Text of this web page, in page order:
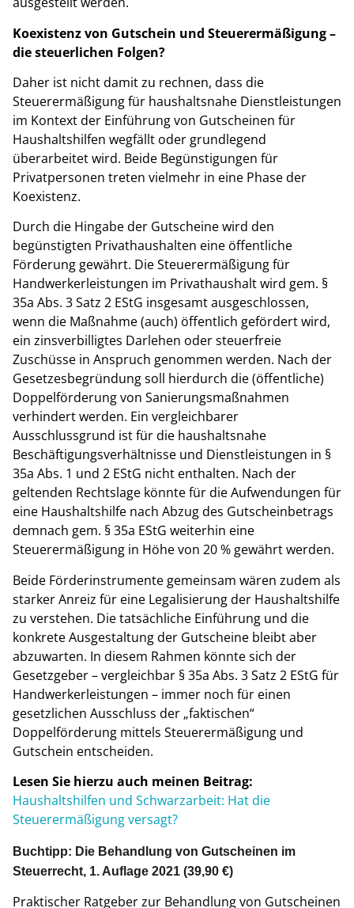
Koexistenz von Gutschein und Steuerermäßigung –
die steuerlichen Folgen?
Daher ist nicht damit zu rechnen, dass die
Steuerermäßigung für haushaltsnahe Dienstleistungen
im Kontext der Einführung von Gutscheinen für
Haushaltshilfen wegfällt oder grundlegend
überarbeitet wird. Beide Begünstigungen für
Privatpersonen treten vielmehr in eine Phase der
Koexistenz.
Durch die Hingabe der Gutscheine wird den
begünstigten Privathaushalten eine öffentliche
Förderung gewährt. Die Steuerermäßigung für
Handwerkerleistungen im Privathaushalt wird gem. §
35a Abs. 3 Satz 2 EStG insgesamt ausgeschlossen,
wenn die Maßnahme (auch) öffentlich gefördert wird,
ein zinsverbilligtes Darlehen oder steuerfreie
Zuschüsse in Anspruch genommen werden. Nach der
Gesetzesbegründung soll hierdurch die (öffentliche)
Doppelförderung von Sanierungsmaßnahmen
verhindert werden. Ein vergleichbarer
Ausschlussgrund ist für die haushaltsnahe
Beschäftigungsverhältnisse und Dienstleistungen in §
35a Abs. 1 und 2 EStG nicht enthalten. Nach der
geltenden Rechtslage könnte für die Aufwendungen für
eine Haushaltshilfe nach Abzug des Gutscheinbetrags
demnach gem. § 35a EStG weiterhin eine
Steuerermäßigung in Höhe von 20 % gewährt werden.
Beide Förderinstrumente gemeinsam wären zudem als
starker Anreiz für eine Legalisierung der Haushaltshilfe
zu verstehen. Die tatsächliche Einführung und die
konkrete Ausgestaltung der Gutscheine bleibt aber
abzuwarten. In diesem Rahmen könnte sich der
Gesetzgeber – vergleichbar § 35a Abs. 3 Satz 2 EStG für
Handwerkerleistungen – immer noch für einen
gesetzlichen Ausschluss der „faktischen“
Doppelförderung mittels Steuerermäßigung und
Gutschein entscheiden.
Lesen Sie hierzu auch meinen Beitrag:
Haushaltshilfen und Schwarzarbeit: Hat die
Steuerermäßigung versagt?
Buchtipp: Die Behandlung von Gutscheinen im
Steuerrecht, 1. Auflage 2021 (39,90 €)
Praktischer Ratgeber zur Behandlung von Gutscheinen